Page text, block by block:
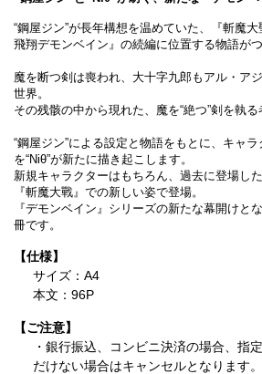
“鋼屋ジン”が長年構想を温めていた、『斬魔
飛翔デモンベイン』の続編に位置する物語が
魔を断つ剣は喪われ、大十字九郎もアル・ア
世界。
その残骸の中から現れた、魔を“絶つ”剣を執
“鋼屋ジン”による設定と物語をもとに、キャ
を“Niθ”が新たに描き起こします。
新規キャラクターはもちろん、過去に登場し
『斬魔大戰』での新しい姿で登場。
『デモンベイン』シリーズの新たな幕開けと
冊です。
【仕様】
サイズ：A4
本文：96P
【ご注意】
・銀行振込、コンビニ決済の場合、指
だけない場合はキャンセルとなります。